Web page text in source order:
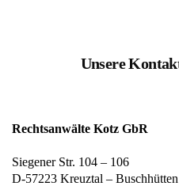
Unsere
Rechtsanwälte Kotz GbR
Siegener Str. 104 – 106
D-57223 Kreuztal – Buschhütten